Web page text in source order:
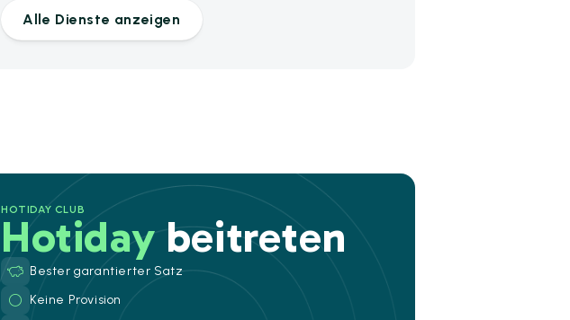
Alle Dienste anzeigen
HOTIDAY CLUB
Hotidaybeitreten
Bester garantierter Satz
Keine Provision